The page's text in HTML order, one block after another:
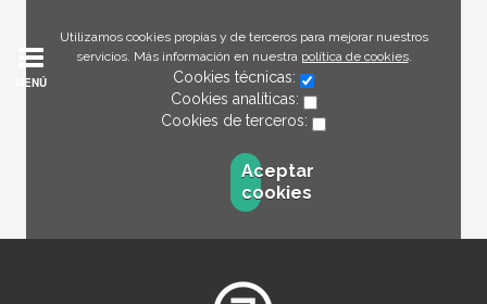
Utilizamos cookies propias y de terceros para mejorar nuestros
servicios. Más información en nuestra política de cookies.
Cookies técnicas:
Cookies analíticas:
Cookies de terceros:
Aceptar
cookies
MENÚ